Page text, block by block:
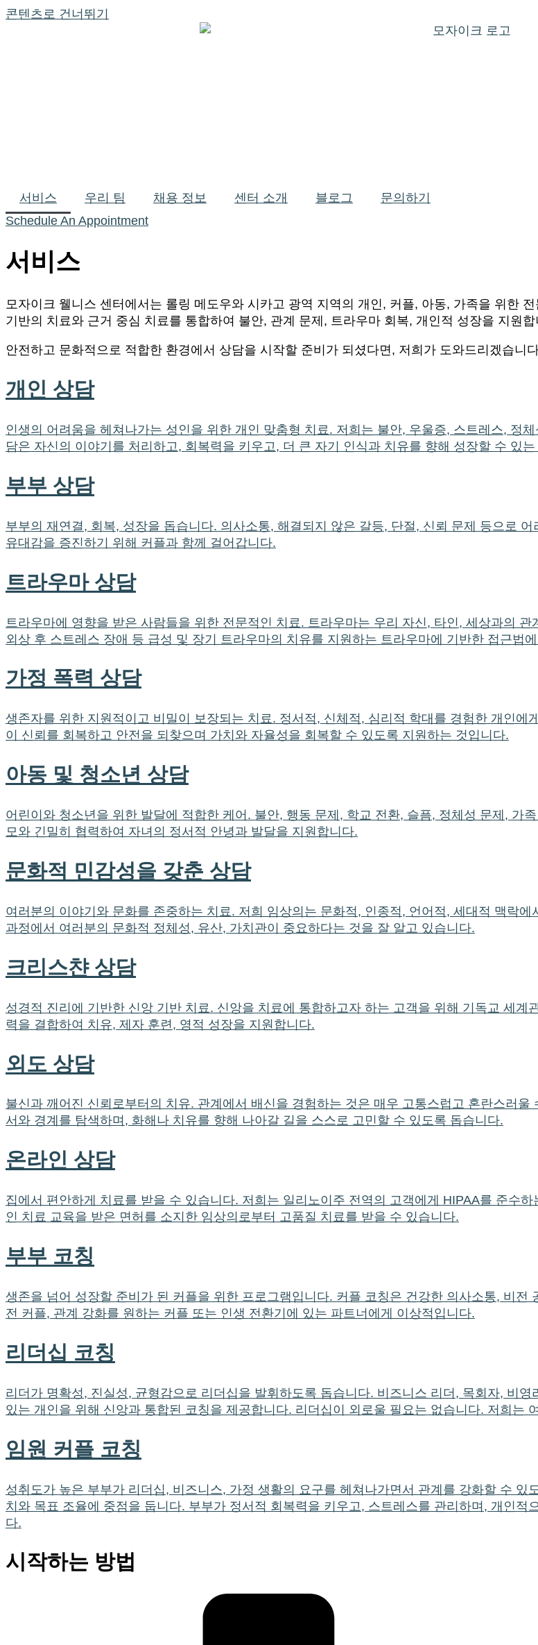
콘텐츠로 건너뛰기
서비스 우리 팀 채용 정보 센터 소개 블로그
문의하기
Schedule An Appointment
서비스
모자이크 웰니스 센터에서는 롤링 메도우와 시카고 광역 지역의 개인, 커플, 아동, 가족을 위한
기반의 치료와 근거 중심 치료를 통합하여 불안, 관계 문제, 트라우마 회복, 개인적 성장을 지원합
안전하고 문화적으로 적합한 환경에서 상담을 시작할 준비가 되셨다면, 저희가 도와드리겠습니
개인 상담
인생의 어려움을 헤쳐나가는 성인을 위한 개인 맞춤형 치료. 저희는 불안, 우울증, 스트레스, 정
담은 자신의 이야기를 처리하고, 회복력을 키우고, 더 큰 자기 인식과 치유를 향해 성장할 수 있
부부 상담
부부의 재연결, 회복, 성장을 돕습니다. 의사소통, 해결되지 않은 갈등, 단절, 신뢰 문제 등으로
유대감을 증진하기 위해 커플과 함께 걸어갑니다.
트라우마 상담
트라우마에 영향을 받은 사람들을 위한 전문적인 치료. 트라우마는 우리 자신, 타인, 세상과의
외상 후 스트레스 장애 등 급성 및 장기 트라우마의 치유를 지원하는 트라우마에 기반한 접근법
가정 폭력 상담
생존자를 위한 지원적이고 비밀이 보장되는 치료. 정서적, 신체적, 심리적 학대를 경험한 개인
이 신뢰를 회복하고 안전을 되찾으며 가치와 자율성을 회복할 수 있도록 지원하는 것입니다.
아동 및 청소년 상담
어린이와 청소년을 위한 발달에 적합한 케어. 불안, 행동 문제, 학교 전환, 슬픔, 정체성 문제, 가
모와 긴밀히 협력하여 자녀의 정서적 안녕과 발달을 지원합니다.
문화적 민감성을 갖춘 상담
여러분의 이야기와 문화를 존중하는 치료. 저희 임상의는 문화적, 인종적, 언어적, 세대적 맥락
과정에서 여러분의 문화적 정체성, 유산, 가치관이 중요하다는 것을 잘 알고 있습니다.
크리스챤 상담
성경적 진리에 기반한 신앙 기반 치료. 신앙을 치료에 통합하고자 하는 고객을 위해 기독교 세
력을 결합하여 치유, 제자 훈련, 영적 성장을 지원합니다.
외도 상담
불신과 깨어진 신뢰로부터의 치유. 관계에서 배신을 경험하는 것은 매우 고통스럽고 혼란스러
서와 경계를 탐색하며, 화해나 치유를 향해 나아갈 길을 스스로 고민할 수 있도록 돕습니다.
온라인 상담
집에서 편안하게 치료를 받을 수 있습니다. 저희는 일리노이주 전역의 고객에게 HIPAA를 준수
인 치료 교육을 받은 면허를 소지한 임상의로부터 고품질 치료를 받을 수 있습니다.
부부 코칭
생존을 넘어 성장할 준비가 된 커플을 위한 프로그램입니다. 커플 코칭은 건강한 의사소통, 비
전 커플, 관계 강화를 원하는 커플 또는 인생 전환기에 있는 파트너에게 이상적입니다.
리더십 코칭
리더가 명확성, 진실성, 균형감으로 리더십을 발휘하도록 돕습니다. 비즈니스 리더, 목회자, 비
있는 개인을 위해 신앙과 통합된 코칭을 제공합니다. 리더십이 외로울 필요는 없습니다. 저희는
임원 커플 코칭
성취도가 높은 부부가 리더십, 비즈니스, 가정 생활의 요구를 헤쳐나가면서 관계를 강화할 수
치와 목표 조율에 중점을 둡니다. 부부가 정서적 회복력을 키우고, 스트레스를 관리하며, 개인
다.
시작하는 방법